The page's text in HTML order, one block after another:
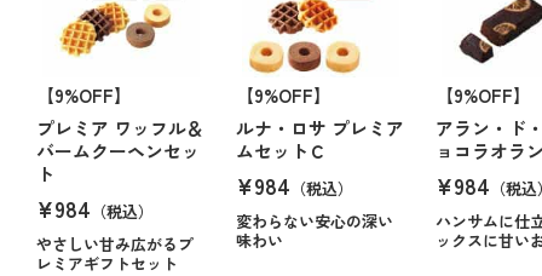
【9%OFF】
プレミア ワッフル＆
バームクーヘンセッ
ト
¥984 （税込）
やさしい甘み広がるプ
レミアギフトセット
【9%OFF】
ルナ・ロサ プレミア
ムセットＣ
¥984 （税込）
変わらない安心の深い
味わい
【9%OFF】
アラン・ド
ョコラオラ
¥984 （税
ハンサムに仕
ックスに甘い